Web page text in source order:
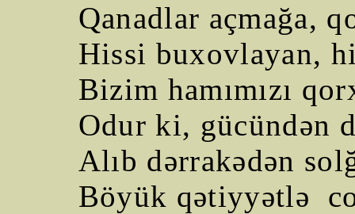
Qanadlar açmağa,
Hissi buxovlayan,
Bizim hamımızı
Odur ki, gücündən
Alıb dərrakədən
Böyük qətiyyətlə